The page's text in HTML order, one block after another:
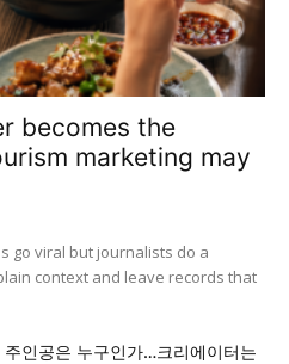
becomes the
marketing may
go viral but journalists do a
context and leave records that
주인공은 누구인가…크리에이터는